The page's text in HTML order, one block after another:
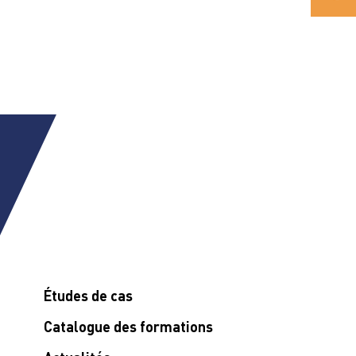
Études de cas
Catalogue des formations